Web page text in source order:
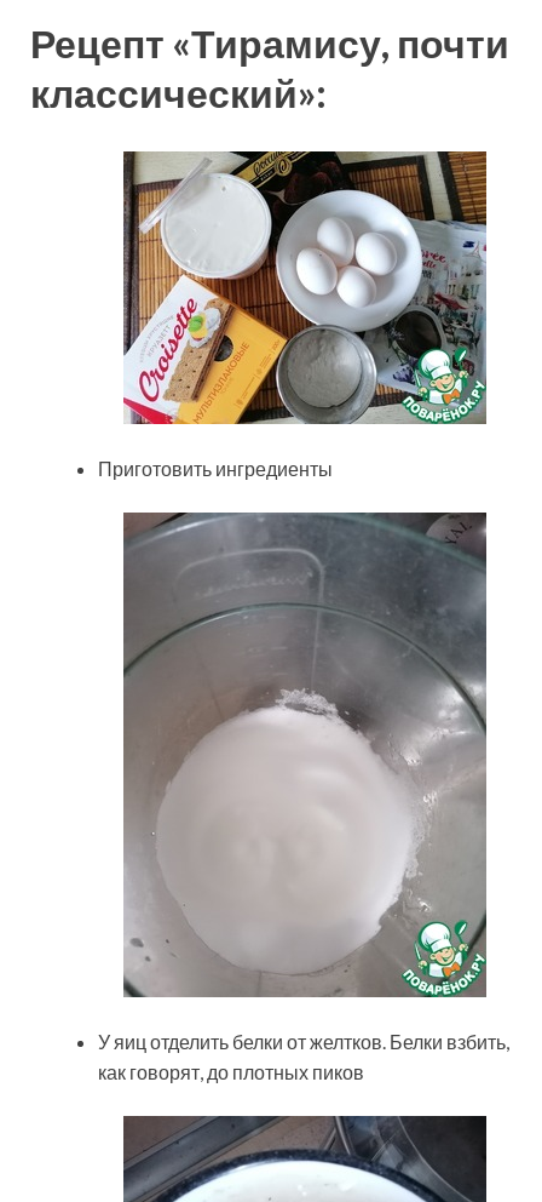
Рецепт «Тирамису, почти
классический»:
Приготовить ингредиенты
У яиц отделить белки от желтков. Белки взбить,
как говорят, до плотных пиков